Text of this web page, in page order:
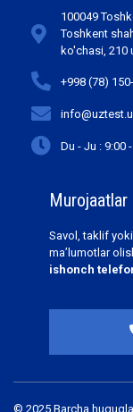
100049
Toshkent
ko'chasi, 210
+998 (78)
Du - Ju : 9:00
Murojaatlar
Savol, taklif
ma’lumotlar
ishonch
© 2025 Barcha